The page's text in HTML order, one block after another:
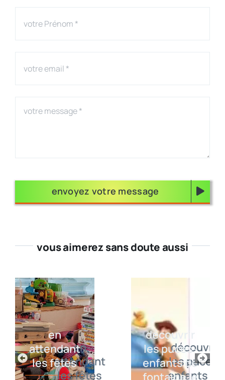
envoyez votre message
vous aimerez sans doute aussi
en
attendant
les fêtes
découvrir
les puces-
enfants de